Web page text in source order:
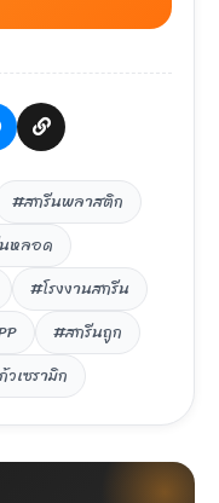
#สกรีนพลาสติก
หลอด
#โรงงานสกรีน
#สกรีนถูก
เซรามิก